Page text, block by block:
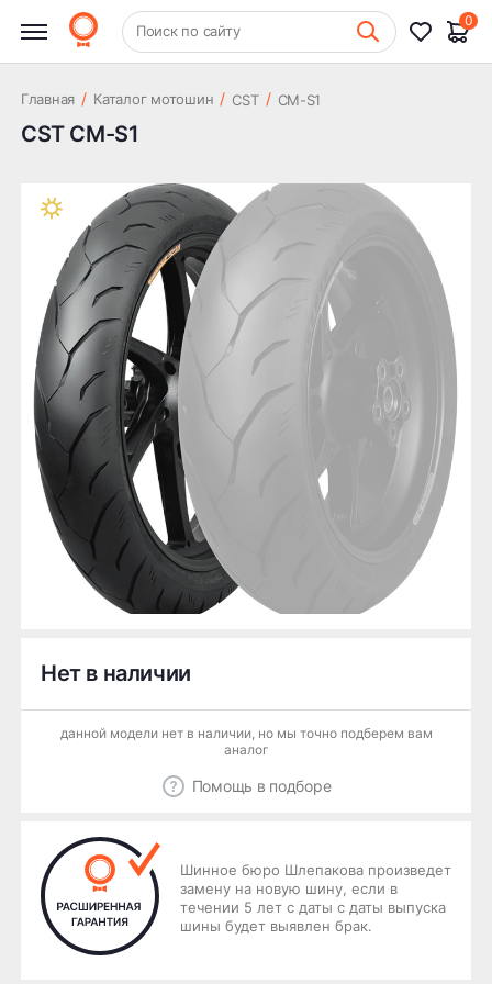
+7 (831) 261-35-35 Шиномонтаж
Поиск по сайту
0
Главная / Каталог мотошин / CST / CM-S1
CST CM-S1
Нет в наличии
данной модели нет в наличии, но мы точно подберем вам
аналог
Помощь в подборе
Шинное бюро Шлепакова произведет
замену на новую шину, если в
течении 5 лет с даты с даты выпуска
шины будет выявлен брак.